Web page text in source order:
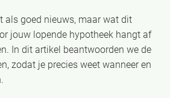
als goed nieuws, maar wat dit
jouw lopende hypotheek hangt af
In dit artikel beantwoorden we de
zodat je precies weet wanneer en